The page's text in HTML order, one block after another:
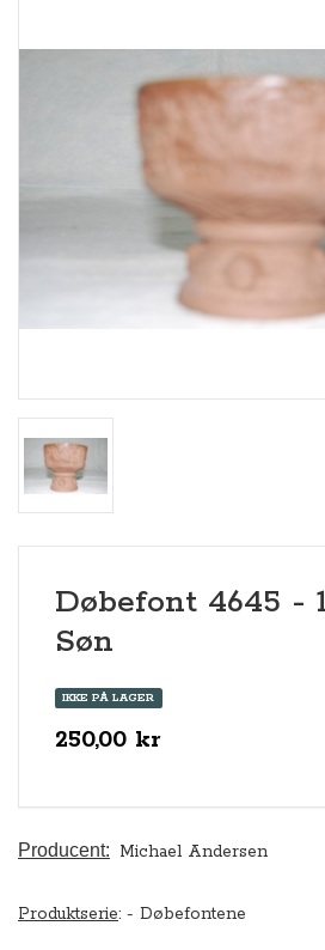
Døbefont 4645 -
Søn
IKKE PÅ LAGER
250,00 kr
Producent: Michael Andersen
Produktserie: - Døbefontene